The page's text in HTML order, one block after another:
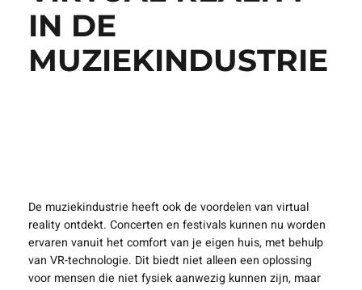
aantrekt.
VIRTUAL REALITY